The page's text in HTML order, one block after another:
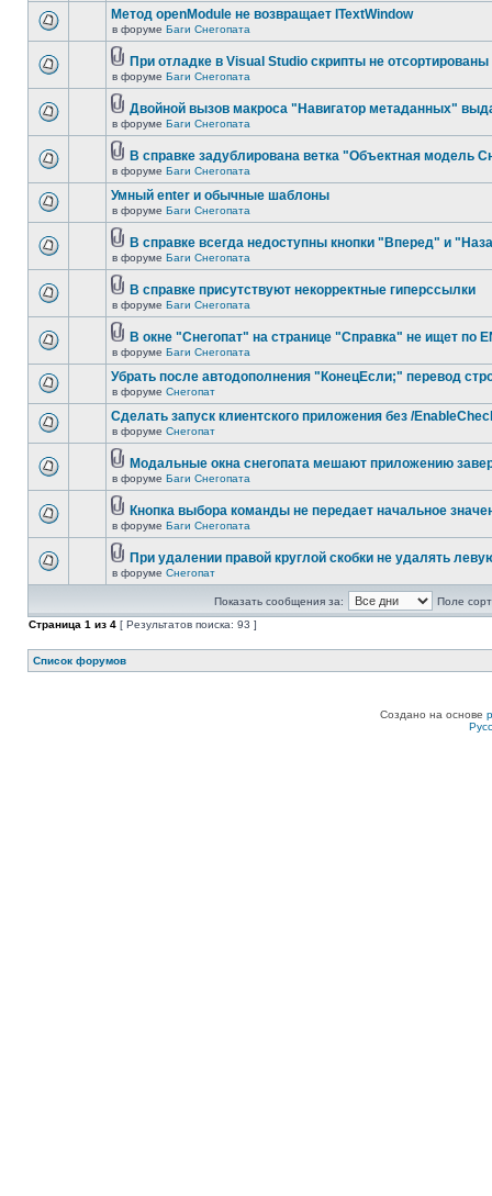
Метод openModule не возвращает ITextWindow
в форуме Баги Снегопата
При отладке в Visual Studio скрипты не отсортированы
в форуме Баги Снегопата
Двойной вызов макроса "Навигатор метаданных"
в форуме Баги Снегопата
В справке задублирована ветка "Объектная модель
в форуме Баги Снегопата
Умный enter и обычные шаблоны
в форуме Баги Снегопата
В справке всегда недоступны кнопки "Вперед" и
в форуме Баги Снегопата
В справке присутствуют некорректные гиперссылки
в форуме Баги Снегопата
В окне "Снегопат" на странице "Справка" не ищет по
в форуме Баги Снегопата
Убрать после автодополнения "КонецЕсли;" перевод
в форуме Снегопат
Cделать запуск клиентского приложения без /
в форуме Снегопат
Модальные окна снегопата мешают приложению
в форуме Баги Снегопата
Кнопка выбора команды не передает начальное
в форуме Баги Снегопата
При удалении правой круглой скобки не удалять
в форуме Снегопат
Показать сообщения за:
Поле
Страница 1 из 4 [ Результатов поиска: 93 ]
Список форумов
Создано на основе